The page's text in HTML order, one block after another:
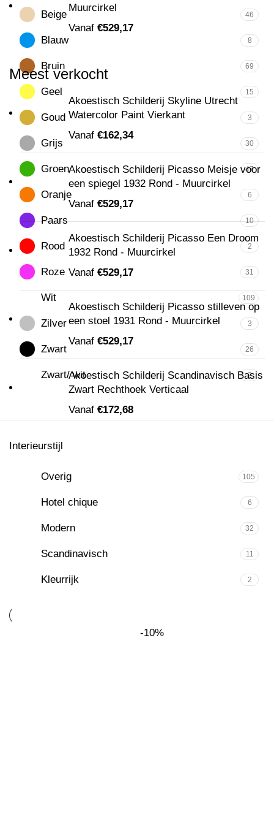
Beige 46
Blauw 8
Bruin 69
Geel 15
Goud 3
Grijs 30
Groen 47
Oranje 6
Paars 10
Rood 2
Roze 31
Wit 109
Zilver 3
Zwart 26
Zwart/ wit 2
Interieurstijl
Overig 105
Hotel chique 6
Modern 32
Scandinavisch 11
Kleurrijk 2
-10%
Muurcirkel
Vanaf €529,17
Meest verkocht
Akoestisch Schilderij Skyline Utrecht
Watercolor Paint Vierkant
Vanaf €162,34
Akoestisch Schilderij Picasso Meisje voor
een spiegel 1932 Rond - Muurcirkel
Vanaf €529,17
Akoestisch Schilderij Picasso Een Droom
1932 Rond - Muurcirkel
Vanaf €529,17
Akoestisch Schilderij Picasso stilleven op
een stoel 1931 Rond - Muurcirkel
Vanaf €529,17
Akoestisch Schilderij Scandinavisch Basis
Zwart Rechthoek Verticaal
Vanaf €172,68